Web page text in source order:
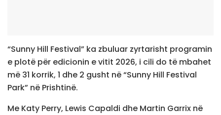
“Sunny Hill Festival” ka zbuluar zyrtarisht programin
e plotë për edicionin e vitit 2026, i cili do të mbahet
më 31 korrik, 1 dhe 2 gusht në “Sunny Hill Festival
Park” në Prishtinë.
Me Katy Perry, Lewis Capaldi dhe Martin Garrix në